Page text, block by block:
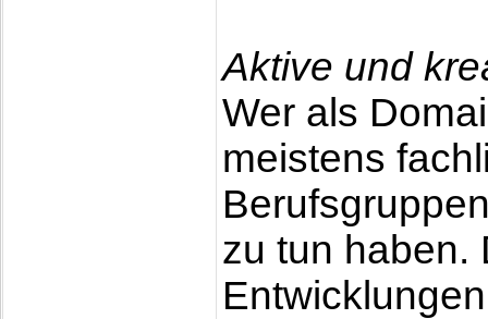
Aktive und
Wer als
meistens
zu tun haben.